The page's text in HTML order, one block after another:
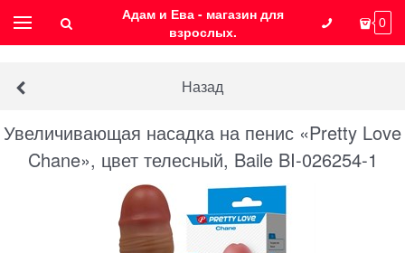
Адам и Ева - магазин для
взрослых.
0
Назад
Увеличивающая насадка на пенис «Pretty Love
Chane», цвет телесный, Baile BI-026254-1